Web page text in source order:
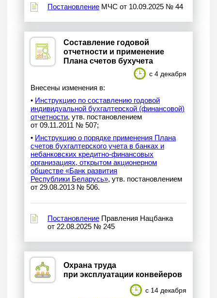
Постановление МЧС от 10.09.2025 № 44
Составление годовой
отчетности и применение
Плана счетов бухучета
с 4 декабря
Внесены изменения в:
• Инструкцию по составлению годовой
индивидуальной бухгалтерской (финансовой)
отчетности, утв. постановлением
от 09.11.2011 № 507;
• Инструкцию о порядке применения Плана
счетов бухгалтерского учета в банках и
небанковских кредитно-финансовых
организациях, открытом акционерном
обществе «Банк развития
Республики Беларусь», утв. постановлением
от 29.08.2013 № 506.
Постановление Правления Нацбанка
от 22.08.2025 № 245
Охрана труда
при эксплуатации конвейеров
с 14 декабря